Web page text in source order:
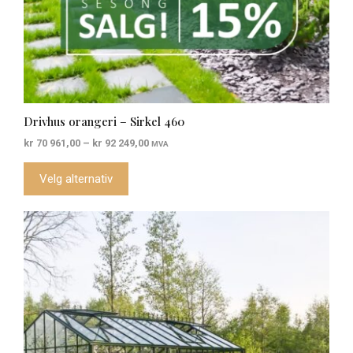
Drivhus orangeri – Sirkel 460
kr 70 961,00 – kr 92 249,00Prisområde:
249,00
MVA
Velg alternativ